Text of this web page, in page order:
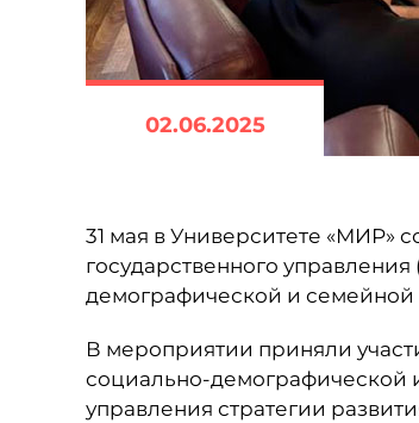
02.06.2025
31 мая в Университете «МИР»
государственного
демографической и семейной
В мероприятии приняли
социально-демографической
управления стратегии